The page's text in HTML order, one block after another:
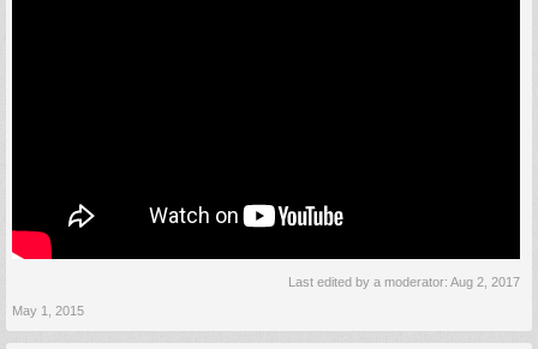
Last edited by a moderator: Aug 2, 2017
May 1, 2015